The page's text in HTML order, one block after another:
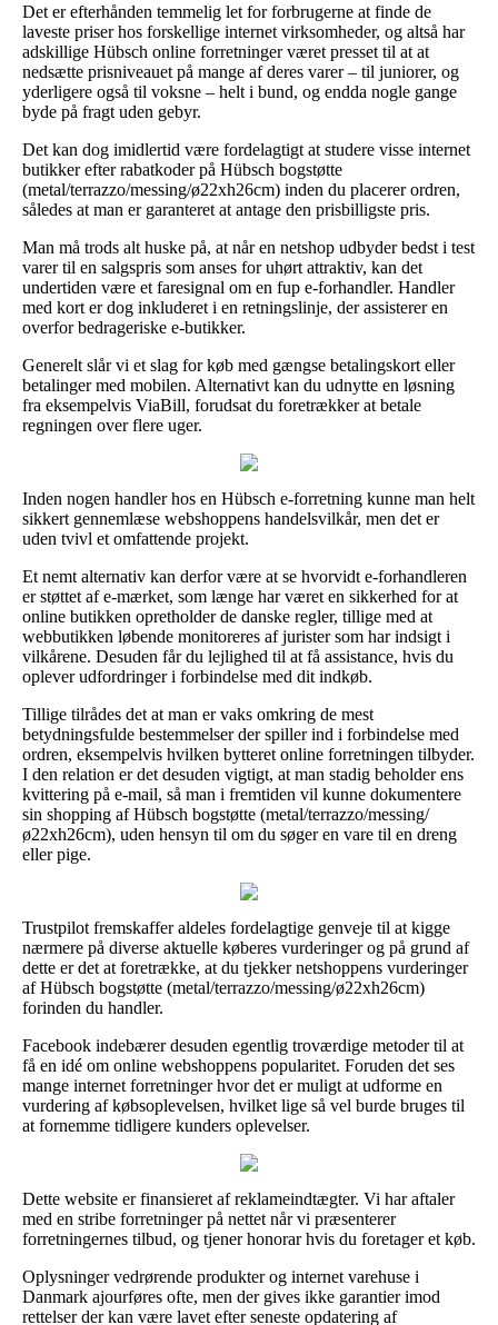
Det er efterhånden temmelig let for forbrugerne at finde de
laveste priser hos forskellige internet virksomheder, og altså har
adskillige Hübsch online forretninger været presset til at at
nedsætte prisniveauet på mange af deres varer – til juniorer, og
yderligere også til voksne – helt i bund, og endda nogle gange
byde på fragt uden gebyr.
Det kan dog imidlertid være fordelagtigt at studere visse internet
butikker efter rabatkoder på Hübsch bogstøtte
(metal/terrazzo/messing/ø22xh26cm) inden du placerer ordren,
således at man er garanteret at antage den prisbilligste pris.
Man må trods alt huske på, at når en netshop udbyder bedst i test
varer til en salgspris som anses for uhørt attraktiv, kan det
undertiden være et faresignal om en fup e-forhandler. Handler
med kort er dog inkluderet i en retningslinje, der assisterer en
overfor bedrageriske e-butikker.
Generelt slår vi et slag for køb med gængse betalingskort eller
betalinger med mobilen. Alternativt kan du udnytte en løsning
fra eksempelvis ViaBill, forudsat du foretrækker at betale
regningen over flere uger.
Inden nogen handler hos en Hübsch e-forretning kunne man helt
sikkert gennemlæse webshoppens handelsvilkår, men det er
uden tvivl et omfattende projekt.
Et nemt alternativ kan derfor være at se hvorvidt e-forhandleren
er støttet af e-mærket, som længe har været en sikkerhed for at
online butikken opretholder de danske regler, tillige med at
webbutikken løbende monitoreres af jurister som har indsigt i
vilkårene. Desuden får du lejlighed til at få assistance, hvis du
oplever udfordringer i forbindelse med dit indkøb.
Tillige tilrådes det at man er vaks omkring de mest
betydningsfulde bestemmelser der spiller ind i forbindelse med
ordren, eksempelvis hvilken bytteret online forretningen tilbyder.
I den relation er det desuden vigtigt, at man stadig beholder ens
kvittering på e-mail, så man i fremtiden vil kunne dokumentere
sin shopping af Hübsch bogstøtte (metal/terrazzo/messing/
ø22xh26cm), uden hensyn til om du søger en vare til en dreng
eller pige.
Trustpilot fremskaffer aldeles fordelagtige genveje til at kigge
nærmere på diverse aktuelle køberes vurderinger og på grund af
dette er det at foretrække, at du tjekker netshoppens vurderinger
af Hübsch bogstøtte (metal/terrazzo/messing/ø22xh26cm)
forinden du handler.
Facebook indebærer desuden egentlig troværdige metoder til at
få en idé om online webshoppens popularitet. Foruden det ses
mange internet forretninger hvor det er muligt at udforme en
vurdering af købsoplevelsen, hvilket lige så vel burde bruges til
at fornemme tidligere kunders oplevelser.
Dette website er finansieret af reklameindtægter. Vi har aftaler
med en stribe forretninger på nettet når vi præsenterer
forretningernes tilbud, og tjener honorar hvis du foretager et køb.
Oplysninger vedrørende produkter og internet varehuse i
Danmark ajourføres ofte, men der gives ikke garantier imod
rettelser der kan være lavet efter seneste opdatering af